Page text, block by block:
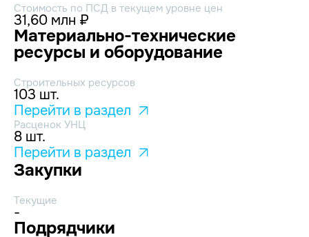
Стоимость по ПСД в текущем уровне цен
31,60 млн ₽
Материально-технические
ресурсы и оборудование
Строительных ресурсов
103 шт.
Перейти в раздел
Расценок УНЦ
8 шт.
Перейти в раздел
Закупки
Текущие
-
Подрядчики